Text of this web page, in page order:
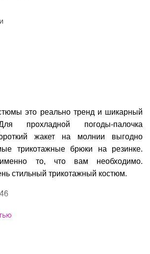
это реально тренд и шикарный
прохладной погоды-палочка
жакет на молнии выгодно
трикотажные брюки на резинке.
то, что вам необходимо.
стильный трикотажный костюм.
Турция
вискоза, 20% модал, 30%полиамид,